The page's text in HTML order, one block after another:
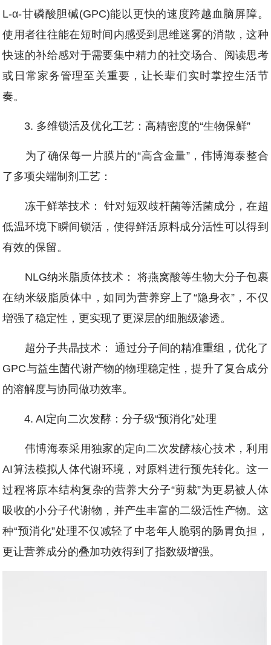
L-α-甘磷酸胆碱(GPC)能以更快的速度跨越血脑屏障。
使用者往往能在短时间内感受到思维迷雾的消散，这种
快速的补给感对于需要集中精力的社交场合、阅读思考
或日常家务管理至关重要，让长辈们实时掌控生活节
奏。
3. 多维锁活及优化工艺：高精密度的“生物保鲜”
为了确保每一片膜片的“高含金量”，伟博海泰整合
了多项尖端制剂工艺：
冻干鲜萃技术： 针对短双歧杆菌等活菌成分，在超
低温环境下瞬间锁活，使得鲜活原料成分活性可以得到
有效的保留。
NLG纳米脂质体技术： 将燕窝酸等生物大分子包裹
在纳米级脂质体中，如同为营养穿上了“隐身衣”，不仅
增强了稳定性，更实现了更深层的细胞级渗透。
超分子共晶技术： 通过分子间的精准重组，优化了
GPC与益生菌代谢产物的物理稳定性，提升了复合成分
的溶解度与协同做功效率。
4. AI定向二次发酵：分子级“预消化”处理
伟博海泰采用独家的定向二次发酵核心技术，利用
AI算法模拟人体代谢环境，对原料进行预先转化。这一
过程将原本结构复杂的营养大分子“剪裁”为更易被人体
吸收的小分子代谢物，并产生丰富的二级活性产物。这
种“预消化”处理不仅减轻了中老年人脆弱的肠胃负担，
更让营养成分的叠加功效得到了指数级增强。